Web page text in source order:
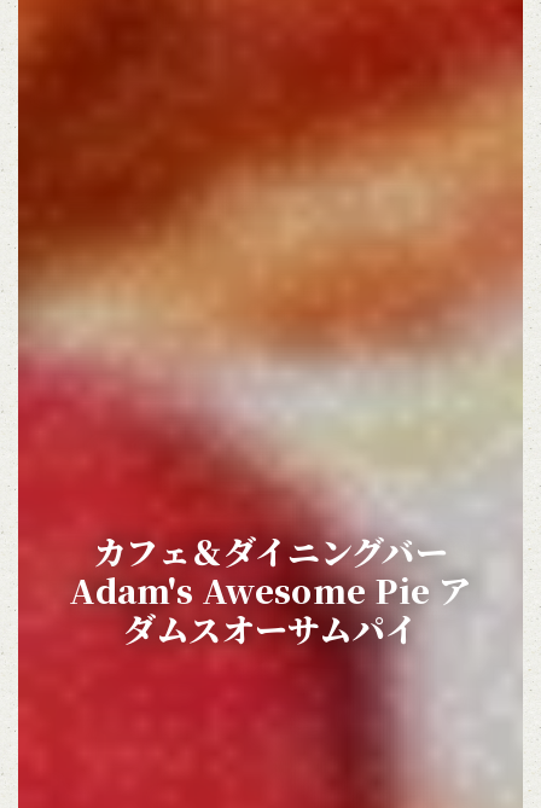
カフェ＆ダイニングバー
Adam's Awesome Pie ア
ダムスオーサムパイ
この店舗情報をシェアする
カフェ＆ダイニングバーAdam's Awesome Pie アダムスオ
ーサムパイ
東京都立川市緑町4-5 コトブキヤビル201
https://adamsawesomepie.owst.jp/